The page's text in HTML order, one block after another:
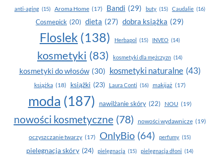
anti-aging (15) Aroma Home (17) Bandi (29) buty (15) Caudalie (16)
Cosmepick (20) dieta (27) dobra książka (29)
Floslek (138) Herbapol (15) INVEO (14)
kosmetyki (83) kosmetyki dla mężczyzn (14)
kosmetyki do włosów (30) kosmetyki naturalne (43)
książka (18) książki (23) Laura Conti (16) makijaż (17)
moda (187) nawilżanie skóry (22) NOU (19)
nowości kosmetyczne (78) nowości wydawnicze (19)
oczyszczanie twarzy (17) OnlyBio (64) perfumy (15)
pielegnacja skóry (24) pielęgnacja (15) pielęgnacja dłoni (14)